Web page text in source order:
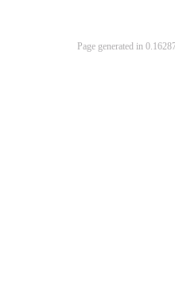
Page generated in